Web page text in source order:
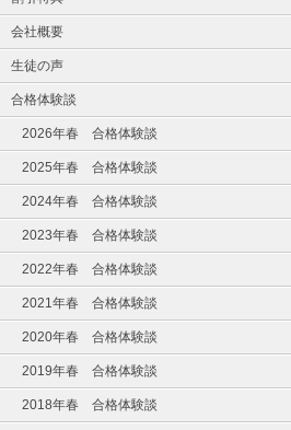
会社概要
生徒の声
合格体験談
2026年春 合格体験談
2025年春 合格体験談
2024年春 合格体験談
2023年春 合格体験談
2022年春 合格体験談
2021年春 合格体験談
2020年春 合格体験談
2019年春 合格体験談
2018年春 合格体験談